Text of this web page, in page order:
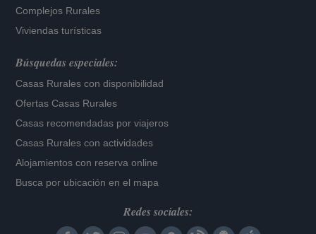
Complejos Rurales
Viviendas turísticas
Búsquedas especiales:
Casas Rurales con disponibilidad
Ofertas Casas Rurales
Casas recomendadas por viajeros
Casas Rurales con actividades
Alojamientos con reserva online
Busca por ubicación en el mapa
Redes sociales: